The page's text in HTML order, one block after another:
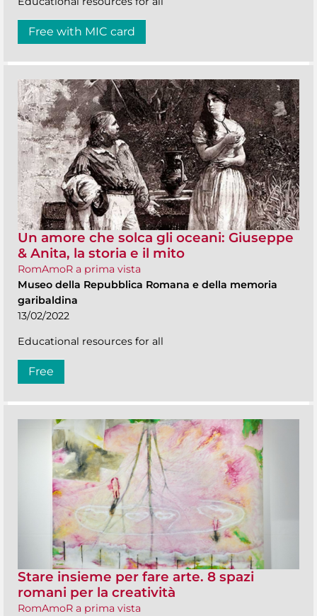
Free with MIC card
Un amore che solca gli oceani: Giuseppe
& Anita, la storia e il mito
RomAmoR a prima vista
Museo della Repubblica Romana e della memoria
garibaldina
13/02/2022
Educational resources for all
Free
Stare insieme per fare arte. 8 spazi
romani per la creatività
RomAmoR a prima vista